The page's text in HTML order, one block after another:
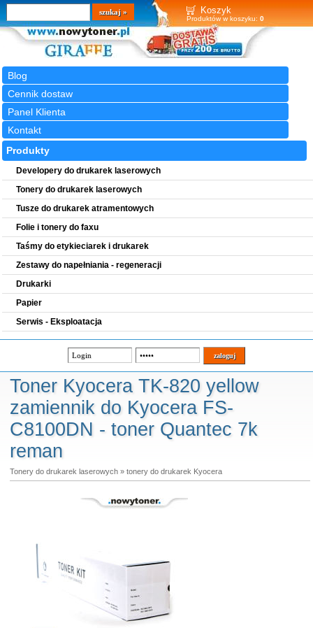
Koszyk
Produktów w koszyku: 0
Blog
Cennik dostaw
Panel Klienta
Kontakt
Wyszukiwarka
szukaj
Produkty
Developery do drukarek laserowych
Tonery do drukarek laserowych
Tusze do drukarek atramentowych
Folie i tonery do faxu
Taśmy do etykieciarek i drukarek
Zestawy do napełniania - regeneracji
Drukarki
Papier
Serwis - Eksploatacja
Toner Kyocera TK-820 yellow
zamiennik do Kyocera FS-
C8100DN - toner Quantec 7k
reman
Tonery do drukarek laserowych» tonery do drukarek Kyocera